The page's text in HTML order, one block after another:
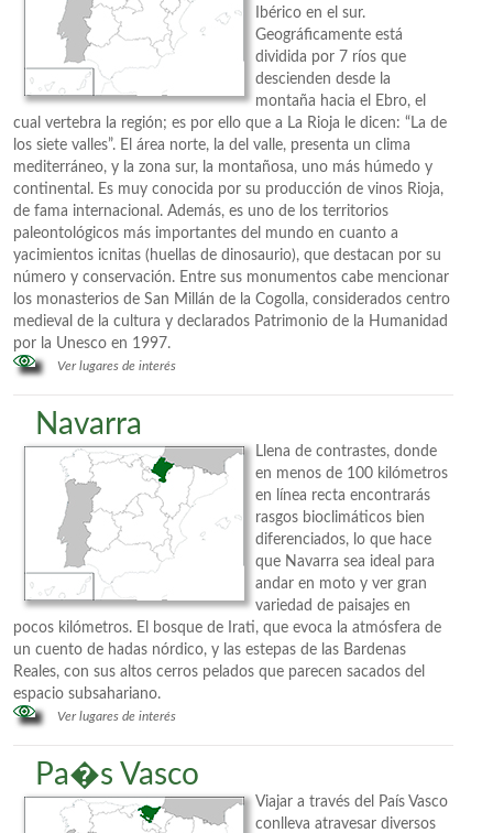
Ibérico en el sur.
Geográficamente está
dividida por 7 ríos que
descienden desde la
montaña hacia el Ebro, el
cual vertebra la región; es por ello que a La Rioja le dicen: “La de
los siete valles”. El área norte, la del valle, presenta un clima
mediterráneo, y la zona sur, la montañosa, uno más húmedo y
continental. Es muy conocida por su producción de vinos Rioja,
de fama internacional. Además, es uno de los territorios
paleontológicos más importantes del mundo en cuanto a
yacimientos icnitas (huellas de dinosaurio), que destacan por su
número y conservación. Entre sus monumentos cabe mencionar
los monasterios de San Millán de la Cogolla, considerados centro
medieval de la cultura y declarados Patrimonio de la Humanidad
por la Unesco en 1997.
Ver lugares de interés
Navarra
Llena de contrastes, donde
en menos de 100 kilómetros
en línea recta encontrarás
rasgos bioclimáticos bien
diferenciados, lo que hace
que Navarra sea ideal para
andar en moto y ver gran
variedad de paisajes en
pocos kilómetros. El bosque de Irati, que evoca la atmósfera de
un cuento de hadas nórdico, y las estepas de las Bardenas
Reales, con sus altos cerros pelados que parecen sacados del
espacio subsahariano.
Ver lugares de interés
Pa�s Vasco
Viajar a través del País Vasco
conlleva atravesar diversos